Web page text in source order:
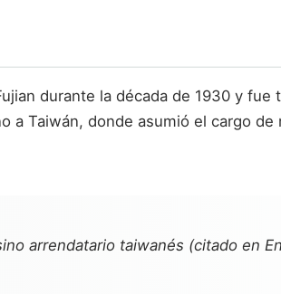
durante la década de 1930 y
a Taiwán, donde asumió el cargo
arrendatario taiwanés (citado en